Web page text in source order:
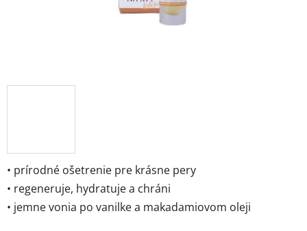
• prírodné ošetrenie pre krásne pery
• regeneruje, hydratuje a chráni
• jemne vonia po vanilke a makadamiovom oleji